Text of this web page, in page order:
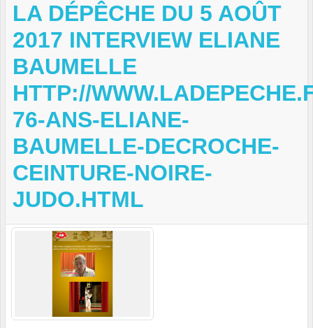
LA DÉPÊCHE DU 5 AOÛT
2017 INTERVIEW ELIANE
BAUMELLE
HTTP://
76-ANS-ELIANE-
BAUMELLE-DECROCHE-
CEINTURE-NOIRE-
JUDO.HTML